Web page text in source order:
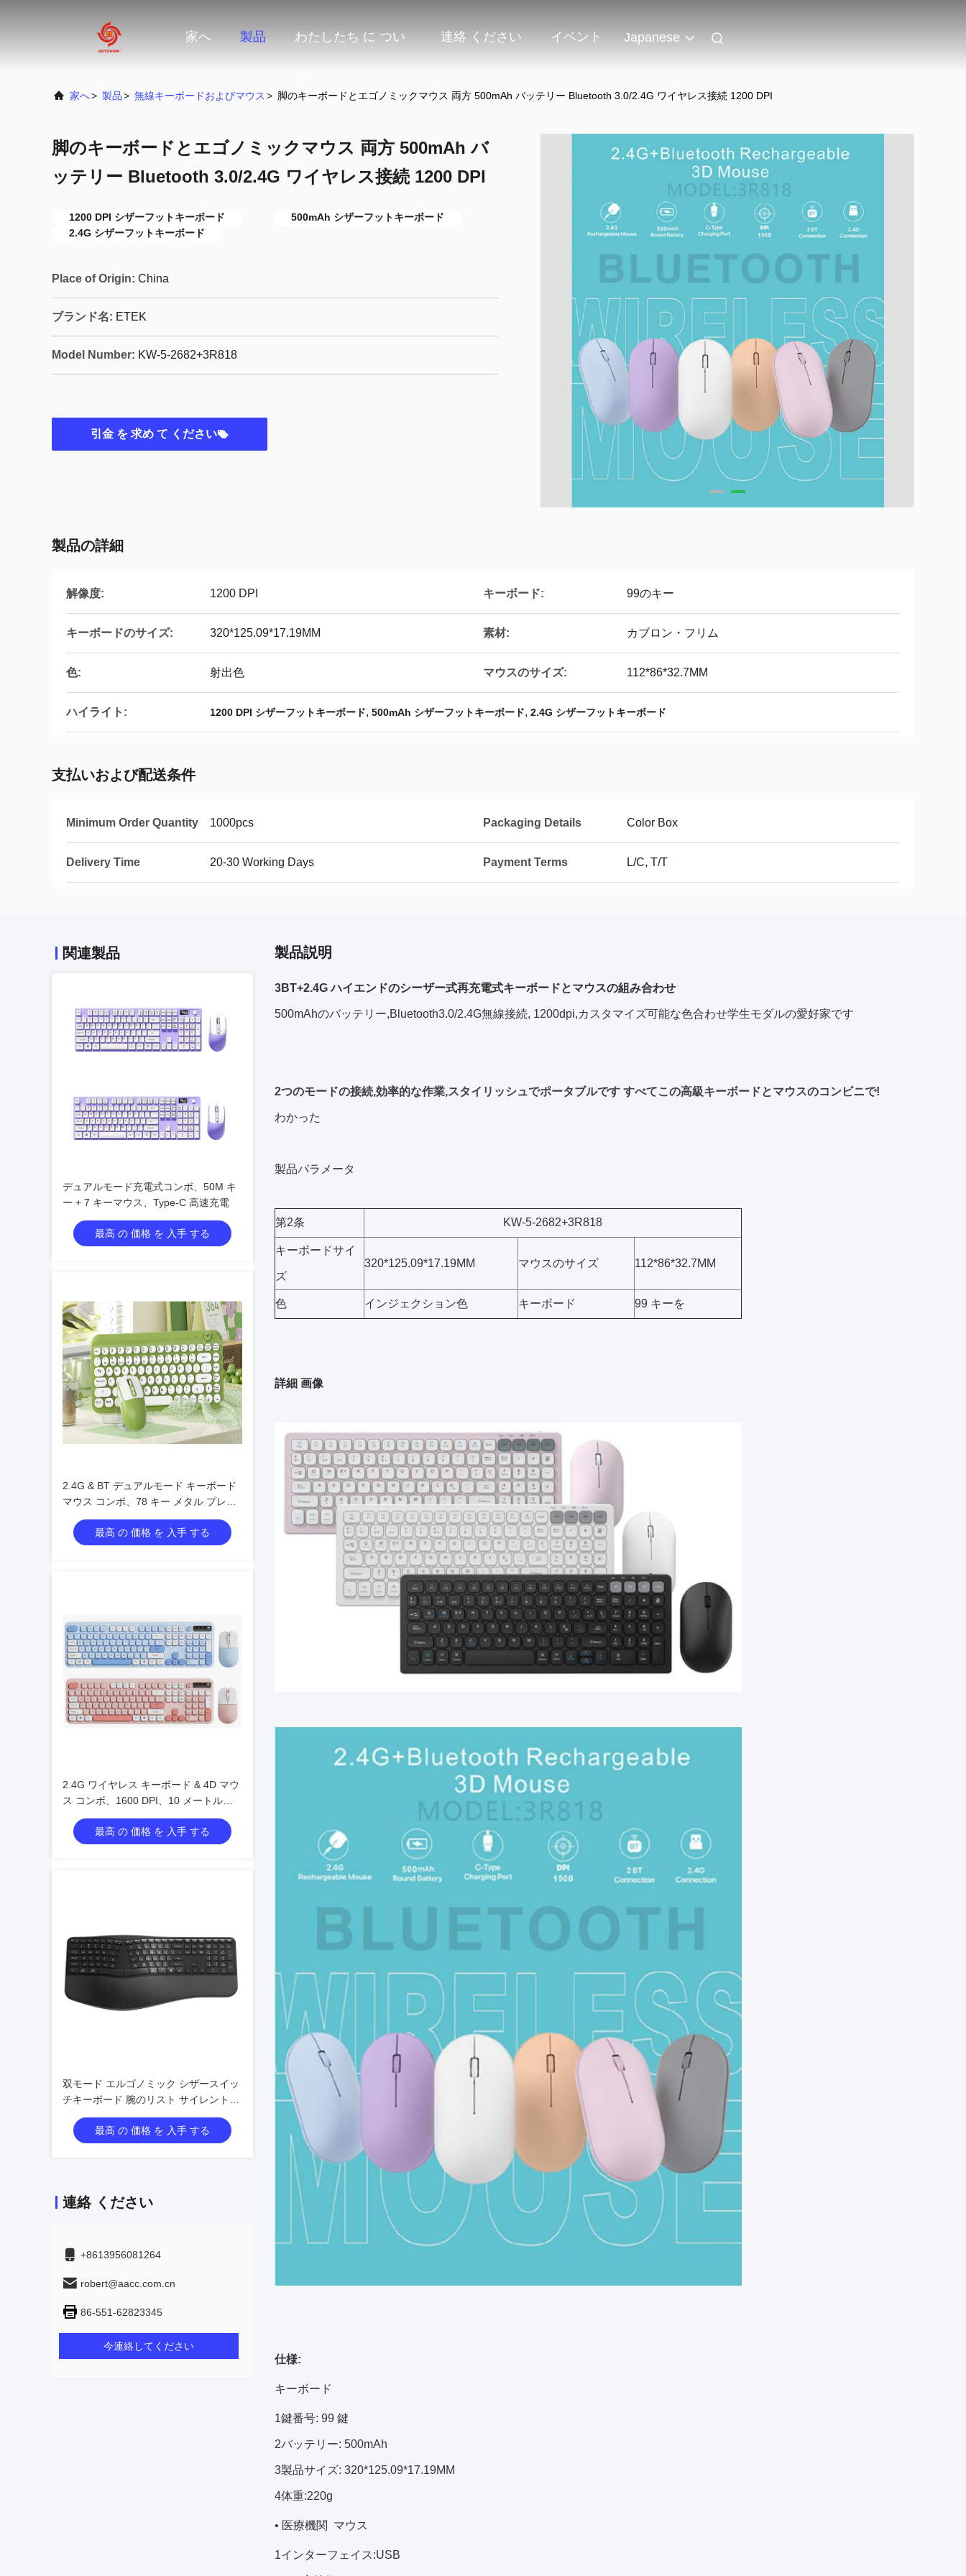
家へ 製品 わたしたち に つい 連絡 ください イベント Japanese
家へ> 製品> 無線キーボードおよびマウス > 脚のキーボードとエゴノミックマウス 両方 500mAh バッテリー Bluetooth 3.0/2.4G ワイヤレス接続 1200 DPI
脚のキーボードとエゴノミックマウス 両方 500mAh バ
ッテリー Bluetooth 3.0/2.4G ワイヤレス接続 1200 DPI
1200 DPI シザーフットキーボード
500mAh シザーフットキーボード
2.4G シザーフットキーボード
Place of Origin: China
ブランド名: ETEK
Model Number: KW-5-2682+3R818
引金 を 求め て ください
製品の詳細
解像度: 1200 DPI キーボード: 99のキー
キーボードのサイズ: 320*125.09*17.19MM 素材: カブロン・フリム
色: 射出色 マウスのサイズ: 112*86*32.7MM
ハイライト: 1200 DPI シザーフットキーボード, 500mAh シザーフットキーボード, 2.4G シザーフットキーボード
支払いおよび配送条件
Minimum Order Quantity 1000pcs Packaging Details Color Box
Delivery Time 20-30 Working Days Payment Terms L/C, T/T
関連製品
デュアルモード充電式コンボ、50M キ
ー + 7 キーマウス、Type-C 高速充電
最高 の 価格 を 入手 する
2.4G & BT デュアルモード キーボード
マウス コンボ、78 キー メタル プレー
ト + ロータリー ノブ、500mAh
最高 の 価格 を 入手 する
2.4G ワイヤレス キーボード & 4D マウ
ス コンボ、1600 DPI、10 メートルの
範囲
最高 の 価格 を 入手 する
双モード エルゴノミック シザースイッ
チキーボード 腕のリスト サイレントタ
イプ
最高 の 価格 を 入手 する
連絡 ください
+8613956081264
robert@aacc.com.cn
86-551-62823345
今連絡してください
製品説明
3BT+2.4G ハイエンドのシーザー式再充電式キーボードとマウスの組み合わせ
500mAhのバッテリー,Bluetooth3.0/2.4G無線接続, 1200dpi,カスタマイズ可能な色合わせ学生モダルの愛好家です
2つのモードの接続,効率的な作業,スタイリッシュでポータブルです すべてこの高級キーボードとマウスのコンビニで!
わかった
製品パラメータ
第2条 KW-5-2682+3R818
キーボードサイ
ズ
320*125.09*17.19MM マウスのサイズ 112*86*32.7MM
色 インジェクション色 キーボード 99 キーを
詳細 画像
仕様:
キーボード
1鍵番号: 99 鍵
2バッテリー: 500mAh
3製品サイズ: 320*125.09*17.19MM
4体重:220g
• 医療機関 マウス
1インターフェイス:USB